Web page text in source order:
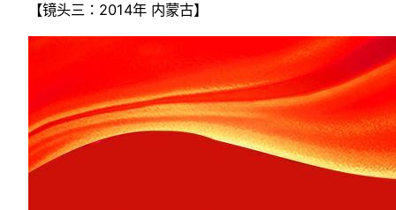
【镜头三：2014年 内蒙古】